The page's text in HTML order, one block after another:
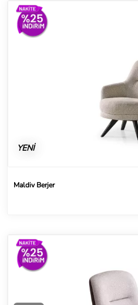
YENİ
Maldiv Berjer